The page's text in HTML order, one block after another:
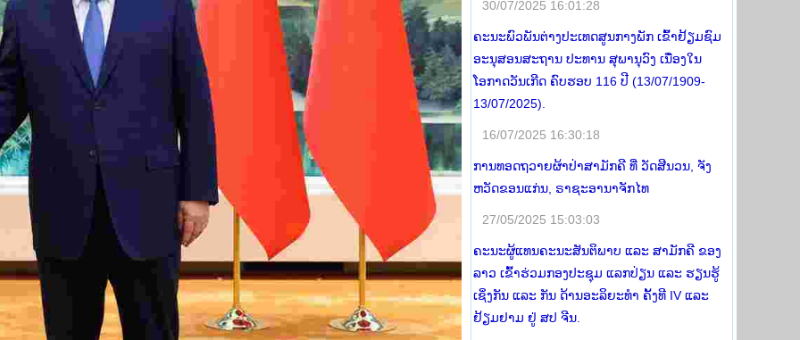
30/07/2025 16:01:28
ຄະນະພົວພັນຕ່າງປະເທດສູນກາງພັກ ເຂົ້າຢ້ຽມຊົມ
ອະນຸສອນສະຖານ ປະທານ ສຸພານຸວົງ ເນື່ອງໃນ
ໂອກາດວັນເກີດ ຄົບຮອບ 116 ປີ (13/07/1909-
13/07/2025).
16/07/2025 16:30:18
ການທອດຖວາຍຜ້າປ່າສາມັກຄີ ທີ່ ວັດສີນວນ, ຈັງ
ຫວັດຂອນແກ່ນ, ຣາຊະອານາຈັກໄທ
27/05/2025 15:03:03
ຄະນະຜູ້ແທນຄະນະສັນຕິພາບ ແລະ ສາມັກຄີ ຂອງ
ລາວ ເຂົ້າຮ່ວມກອງປະຊຸມ ແລກປ່ຽນ ແລະ ຮຽນຮູ້
ເຊິ່ງກັນ ແລະ ກັນ ດ້ານອະລິຍະທໍາ ຄັ້ງທີ IV ແລະ
ຢ້ຽມຢາມ ຢູ່ ສປ ຈີນ.